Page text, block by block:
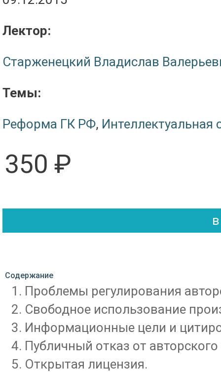
Лектор:
Старженецкий Владислав
Темы:
Реформа ГК РФ, Интеллектуальная
350 ₽
Содержание
Проблемы регулирования
Свободное использование
Информационные цели и
Публичный отказ от
Открытая лицензия.